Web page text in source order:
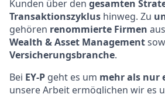
Kunden über den gesamten
Transaktionszyklus hinweg. Zu
gehören renommierte Firmen
Wealth & Asset Management
Versicherungsbranche.
Bei EY-P geht es um mehr als nur
unsere Arbeit ermöglichen wir es